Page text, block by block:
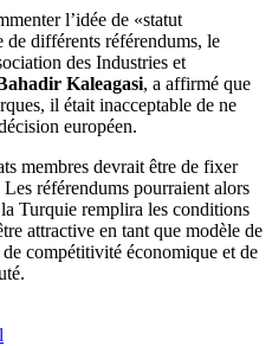
l’idée de «statut
de différents référendums, le
des Industries et
Kaleagasi, a affirmé que
il était inacceptable de ne
européen.
membres devrait être de fixer
référendums pourraient alors
Turquie remplira les conditions
attractive en tant que modèle de
compétitivité économique et de